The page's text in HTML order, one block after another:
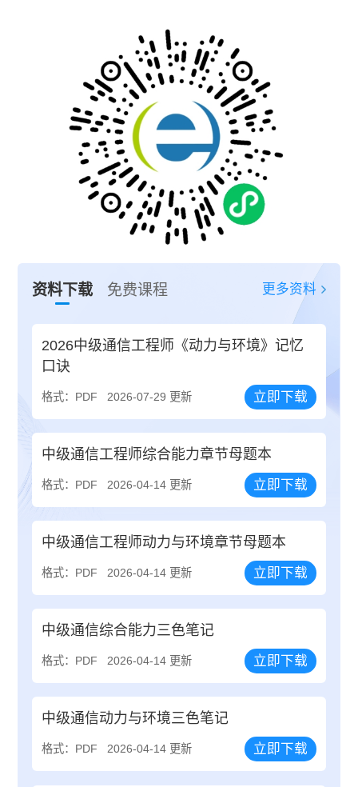
资料下载 免费课程 更多资料
2026中级通信工程师《动力与环境》记忆
口诀
格式：PDF 2026-07-29 更新 立即下载
中级通信工程师综合能力章节母题本
格式：PDF 2026-04-14 更新 立即下载
中级通信工程师动力与环境章节母题本
格式：PDF 2026-04-14 更新 立即下载
中级通信综合能力三色笔记
格式：PDF 2026-04-14 更新 立即下载
中级通信动力与环境三色笔记
格式：PDF 2026-04-14 更新 立即下载